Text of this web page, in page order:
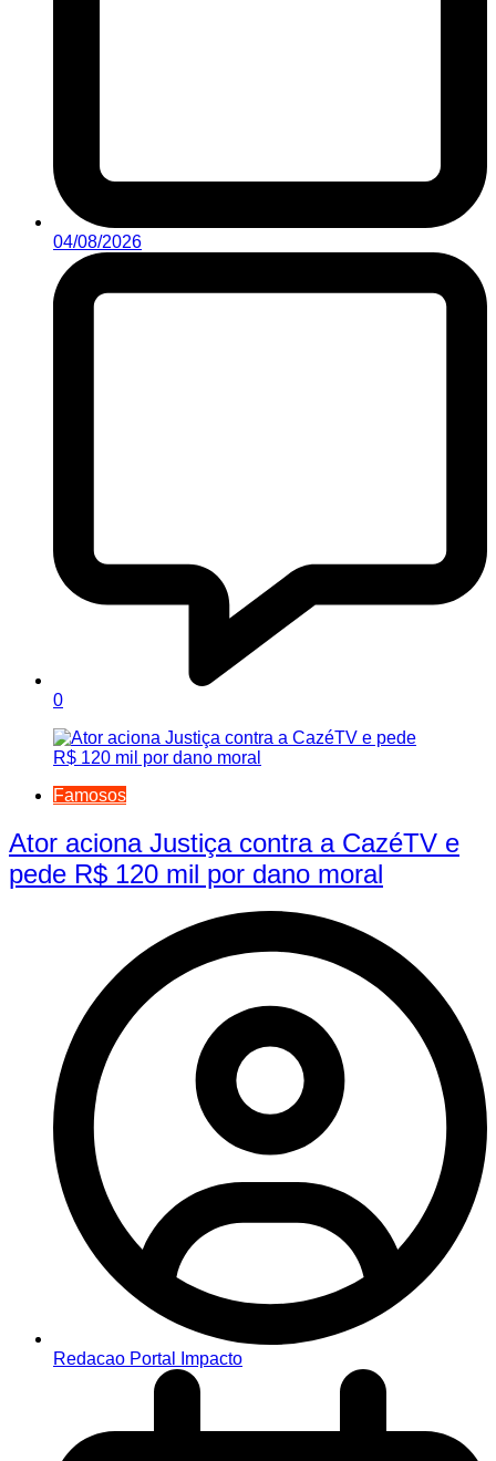
04/08/2026
0
Famosos
Ator aciona Justiça contra a CazéTV e
pede R$ 120 mil por dano moral
Redacao Portal Impacto